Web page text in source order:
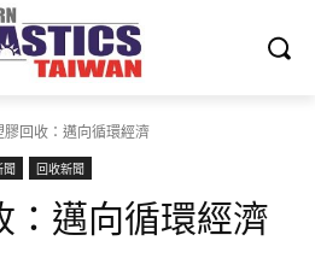
膠回收：邁向循環經濟
聞 回收新聞
：邁向循環經濟